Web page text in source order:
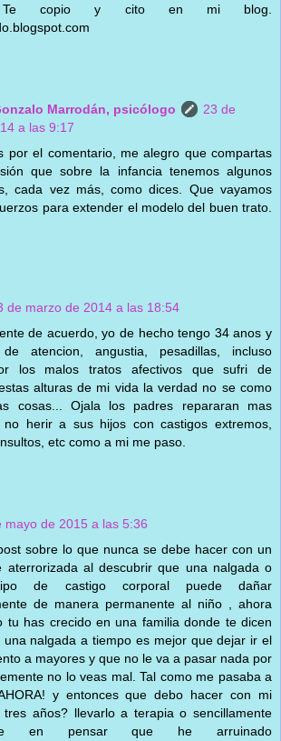
Te copio y cito en mi blog.
Marrodán, psicólogo
23 de
a las 9:17
por el comentario, me alegro que compartas
que sobre la infancia tenemos algunos
cada vez más, como dices. Que vayamos
para extender el modelo del buen trato.
de marzo de 2014 a las 18:54
de acuerdo, yo de hecho tengo 34 anos y
atencion, angustia, pesadillas, incluso
los malos tratos afectivos que sufri de
alturas de mi vida la verdad no se como
cosas... Ojala los padres repararan mas
no herir a sus hijos con castigos extremos,
etc como a mi me paso.
mayo de 2015 a las 5:36
sobre lo que nunca se debe hacer con un
aterrorizada al descubrir que una nalgada o
de castigo corporal puede dañar
de manera permanente al niño , ahora
tu has crecido en una familia donde te dicen
una nalgada a tiempo es mejor que dejar ir el
a mayores y que no le va a pasar nada por
no lo veas mal. Tal como me pasaba a
y entonces que debo hacer con mi
tres años? llevarlo a terapia o sencillamente
en pensar que he arruinado